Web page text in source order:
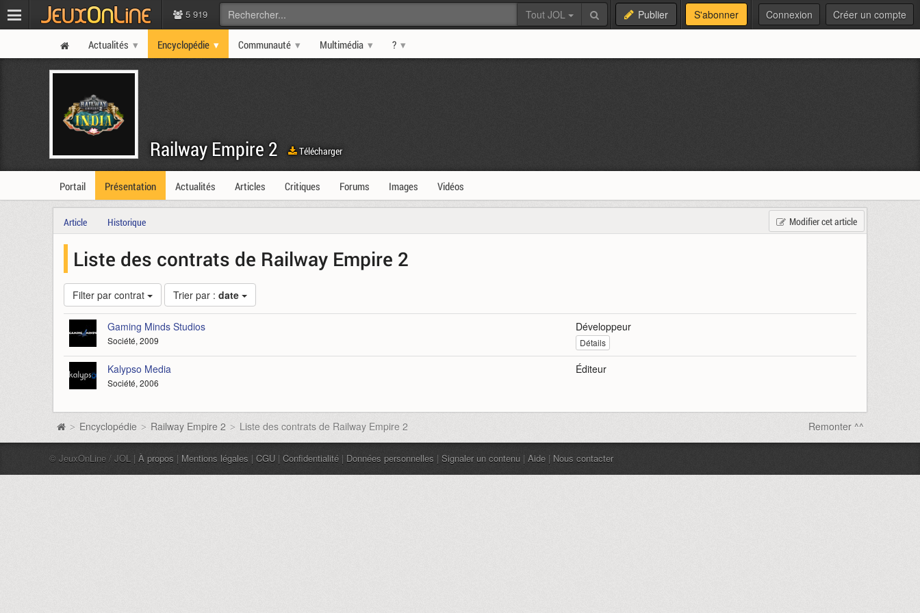
5 919 Tout JOL Publier S'abonner Connexion Créer un compte
Actualités Encyclopédie Communauté Multimédia ?
Railway Empire 2 Télécharger
Portail Présentation Actualités Articles Critiques Forums Images Vidéos
Modifier cet article
Article Historique
Liste des contrats de Railway Empire 2
Filter par contrat Trier par : date
Gaming Minds Studios
Société, 2009
Développeur
Détails
Kalypso Media
Société, 2006
Éditeur
Remonter ^^
> Encyclopédie > Railway Empire 2 > Liste des contrats de Railway Empire 2
© JeuxOnLine / JOL | À propos | Mentions légales | CGU | Confidentialité | Données personnelles | Signaler un contenu | Aide | Nous contacter